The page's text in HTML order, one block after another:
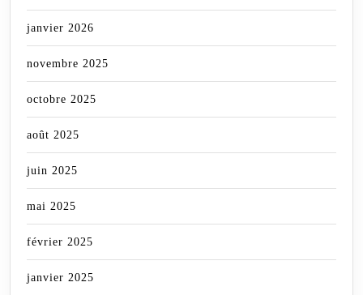
janvier 2026
novembre 2025
octobre 2025
août 2025
juin 2025
mai 2025
février 2025
janvier 2025